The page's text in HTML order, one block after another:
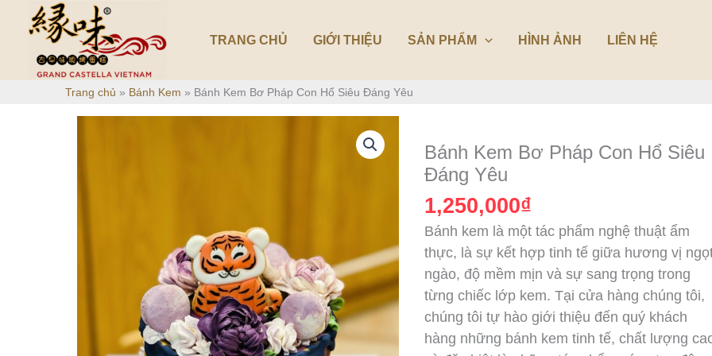
TRANG CHỦ GIỚI THIỆU SẢN PHẨM HÌNH ẢNH LIÊN HỆ
Trang chủ » Bánh Kem » Bánh Kem Bơ Pháp Con Hổ Siêu Đáng Yêu
Bánh Kem Bơ Pháp Con Hổ Siêu
Đáng Yêu
1,250,000₫
Bánh kem là một tác phẩm nghệ thuật ẩm
thực, là sự kết hợp tinh tế giữa hương vị
ngào, độ mềm mịn và sự sang trọng trong
từng chiếc lớp kem. Tại cửa hàng chúng tôi,
chúng tôi tự hào giới thiệu đến quý khách
hàng những bánh kem tinh tế, chất lượng
Kem
Bơ
Con
Hổ
Siêu
Đáng
Yêu
số
lượng